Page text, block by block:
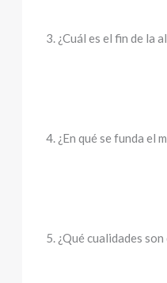
3. ¿Cuál es el fin de la
4. ¿En qué se funda el
5. ¿Qué cualidades